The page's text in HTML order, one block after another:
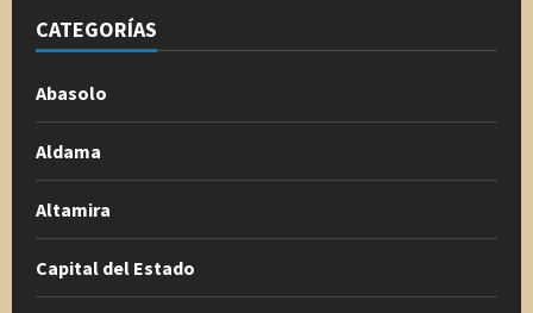
CATEGORÍAS
Abasolo
Aldama
Altamira
Capital del Estado